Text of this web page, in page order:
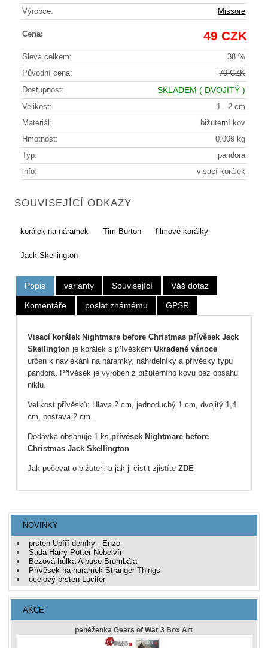
Výrobce:
Missore
Cena: 49 CZK
Sleva celkem:
38 %
Původní cena:
79 CZK
Dostupnost:
SKLADEM ( DVOJITÝ )
Velikost:
1 - 2 cm
Materiál:
bižuterní kov
Hmotnost:
0.009 kg
Typ:
pandora
info:
visací korálek
SOUVISEJÍCÍ ODKAZY
korálek na náramek Tim Burton filmové korálky
Jack Skellington
Popis varianty Související Váš dotaz
Komentáře poslat známému GPSR
Visací korálek Nightmare before Christmaspřívěsek Jack
Skellingtonje korálek s přívěskemUkradené vánoce
určen k navlékání na náramky, náhrdelníky a přívěsky typu
pandora. Přívěsek je vyroben z bižuterního kovu bez obsahu
niklu.
Velikost přívěsků: Hlava 2 cm, jednoduchý 1 cm, dvojitý 1,4
cm, postava 2 cm.
Dodávka obsahuje 1 kspřívěsek Nightmare before
ChristmasJack Skellington
Jak pečovat o bižuterii a jak ji čistit zjistíteZDE
NOVINKY
prsten Upíří deníky - Enzo
Sada Harry Potter Nebelvír
Bezová hůlka Albuse Brumbála
Přívěsek na náramek Stranger Things
ocelový prsten Lucifer
AKCE
peněženka Gears of War 3 Box Art